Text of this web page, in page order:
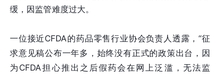
缓，因监管难度过大。
一位接近CFDA的药品零售行业协会负责人透露，“征
求意见稿公布一年多，始终没有正式的政策出台，因
为CFDA担心推出之后假药会在网上泛滥，无法监